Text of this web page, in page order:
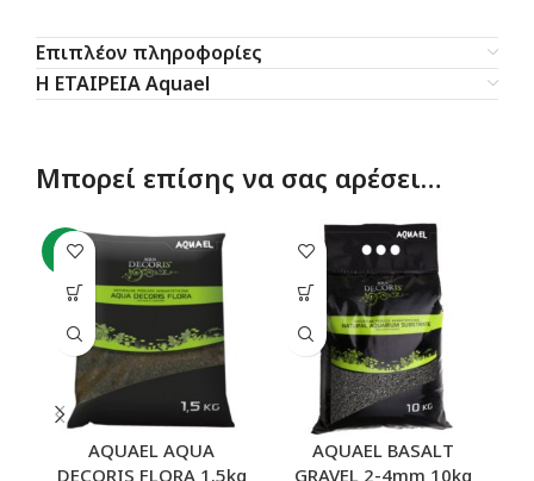
Επιπλέον πληροφορίες
Η ΕΤΑΙΡΕΙΑ Aquael
Μπορεί επίσης να σας αρέσει…
-8%
AQUAEL AQUA
DECORIS FLORA 1.5kg
AQUAEL BASALT
GRAVEL 2-4mm 10kg